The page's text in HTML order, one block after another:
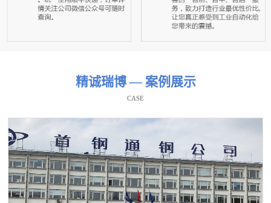
精诚瑞博 — 案例展示
CASE